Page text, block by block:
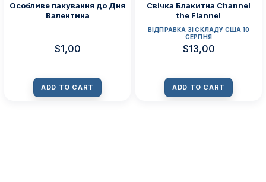
Особливе пакування до Дня
Валентина
$1,00
ADD TO CART
Свічка Блакитна Channel
the Flannel
ВІДПРАВКА ЗІ СКЛАДУ США 10
СЕРПНЯ
$13,00
ADD TO CART